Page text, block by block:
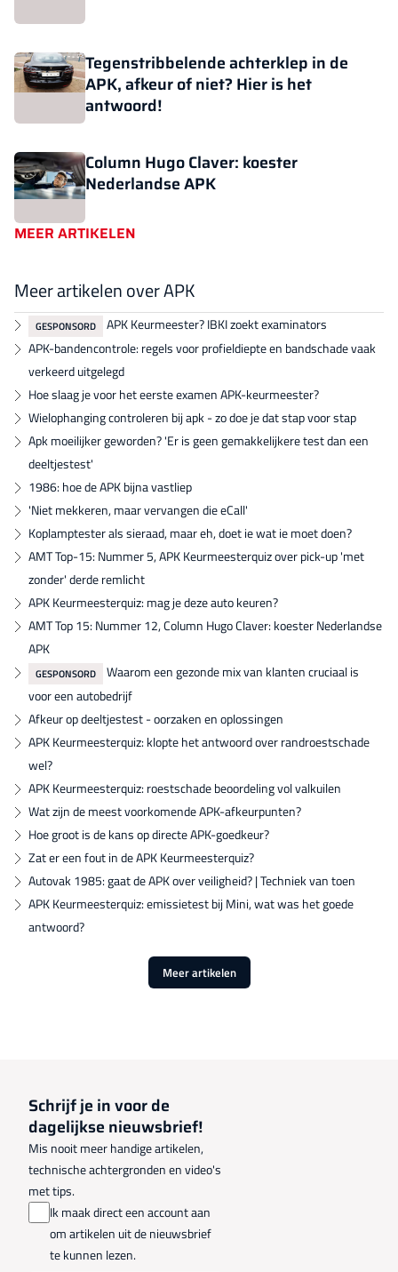
Tegenstribbelende achterklep in de
APK, afkeur of niet? Hier is het
antwoord!
Column Hugo Claver: koester
Nederlandse APK
MEER ARTIKELEN
Meer artikelen over APK
GESPONSORD
APK Keurmeester? IBKI zoekt examinators
APK-bandencontrole: regels voor profieldiepte en bandschade vaak
verkeerd uitgelegd
Hoe slaag je voor het eerste examen APK-keurmeester?
Wielophanging controleren bij apk - zo doe je dat stap voor stap
Apk moeilijker geworden? 'Er is geen gemakkelijkere test dan een
deeltjestest'
1986: hoe de APK bijna vastliep
'Niet mekkeren, maar vervangen die eCall'
Koplamptester als sieraad, maar eh, doet ie wat ie moet doen?
AMT Top-15: Nummer 5, APK Keurmeesterquiz over pick-up 'met
zonder' derde remlicht
APK Keurmeesterquiz: mag je deze auto keuren?
AMT Top 15: Nummer 12, Column Hugo Claver: koester Nederlandse
APK
GESPONSORD
Waarom een gezonde mix van klanten cruciaal is
voor een autobedrijf
Afkeur op deeltjestest - oorzaken en oplossingen
APK Keurmeesterquiz: klopte het antwoord over randroestschade
wel?
APK Keurmeesterquiz: roestschade beoordeling vol valkuilen
Wat zijn de meest voorkomende APK-afkeurpunten?
Hoe groot is de kans op directe APK-goedkeur?
Zat er een fout in de APK Keurmeesterquiz?
Autovak 1985: gaat de APK over veiligheid? | Techniek van toen
APK Keurmeesterquiz: emissietest bij Mini, wat was het goede
antwoord?
Meer artikelen
Schrijf je in voor de
dagelijkse nieuwsbrief!
Mis nooit meer handige artikelen,
technische achtergronden en video's
met tips.
Ik maak direct een account aan
om artikelen uit de nieuwsbrief
te kunnen lezen.